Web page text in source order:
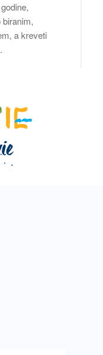
a kreveti